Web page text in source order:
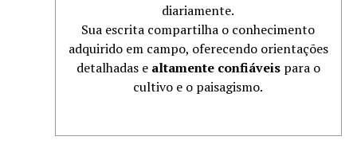
diariamente.
Sua escrita compartilha o conhecimento
adquirido em campo, oferecendo orientações
detalhadas e altamente confiáveispara o
cultivo e o paisagismo.